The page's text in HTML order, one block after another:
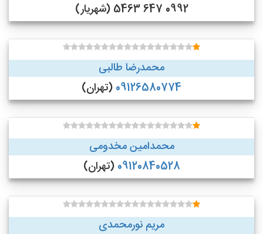
0992 647 5463 (شهریار)
محمدرضا طالبی
09126580774 (تهران)
محمدامین مخدومی
09120840528 (تهران)
مریم نورمحمدی